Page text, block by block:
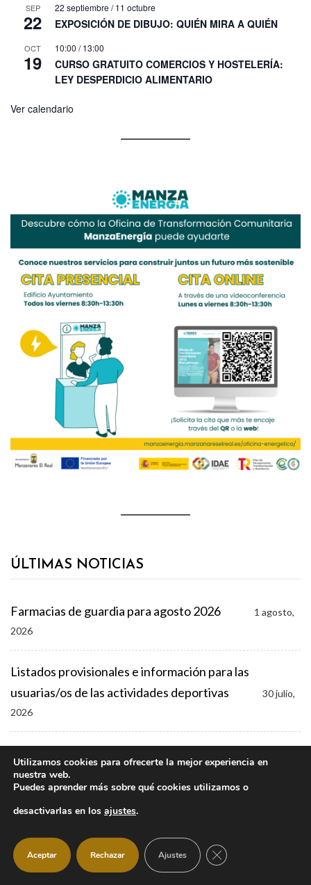
SEP
22
22 septiembre /11 octubre
EXPOSICIÓN DE DIBUJO: QUIÉN MIRA A QUIÉN
OCT
19
10:00 /13:00
CURSO GRATUITO COMERCIOS Y HOSTELERÍA:
LEY DESPERDICIO ALIMENTARIO
Ver calendario
ÚLTIMAS NOTICIAS
Farmacias de guardia para agosto 2026
1 agosto,
2026
Listados provisionales e información para las
usuarias/os de las actividades deportivas
30 julio,
2026
durante las fiestas
Fiestas para disfrutar en familia: actividades infantiles
y juveniles
30 julio, 2026
Utilizamos cookies para ofrecerte la mejor experiencia en
nuestra web.
Puedes aprender más sobre qué cookies utilizamos o
desactivarlas en los ajustes.
Aceptar Rechazar Ajustes CERRAR EL